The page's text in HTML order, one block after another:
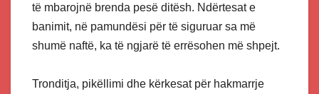
të mbarojnë brenda pesë ditësh. Ndërtesat e
banimit, në pamundësi për të siguruar sa më
shumë naftë, ka të ngjarë të errësohen më shpejt.
Tronditja, pikëllimi dhe kërkesat për hakmarrje